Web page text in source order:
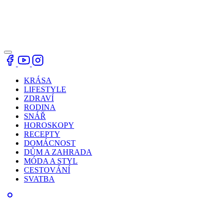
KRÁSA
LIFESTYLE
ZDRAVÍ
RODINA
SNÁŘ
HOROSKOPY
RECEPTY
DOMÁCNOST
DŮM A ZAHRADA
MÓDA A STYL
CESTOVÁNÍ
SVATBA